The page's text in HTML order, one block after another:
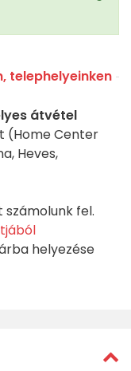
telephelyeinken
átvétel
(Home Center
Heves,
fel.
helyezése